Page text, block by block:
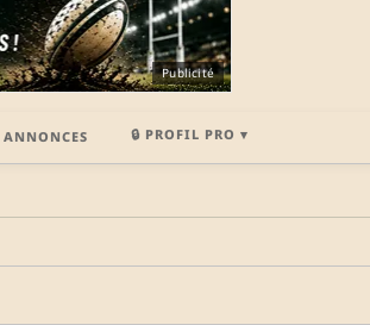
Publicité
ANNONCES 🔒 PROFIL PRO ▾